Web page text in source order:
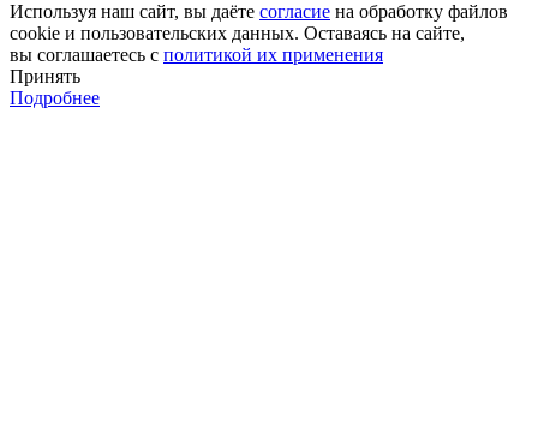
Используя наш сайт, вы даёте согласие на обработку файлов
cookie и пользовательских данных. Оставаясь на сайте,
вы соглашаетесь с политикой их применения
Принять
Подробнее